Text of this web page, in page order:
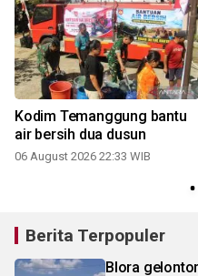
Kodim Temanggung bantu
air bersih dua dusun
06 August 2026 22:33 WIB
Berita Terpopuler
Blora